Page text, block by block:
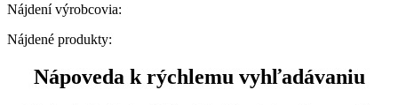
Nájdení výrobcovia:
Nájdené produkty:
Nápoveda k rýchlemu vyhľadávaniu